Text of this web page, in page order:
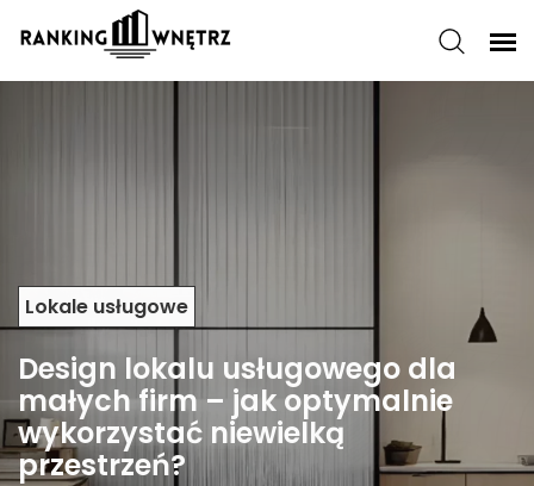
Lokale usługowe
Design lokalu usługowego dla
małych firm – jak optymalnie
wykorzystać niewielką
przestrzeń?